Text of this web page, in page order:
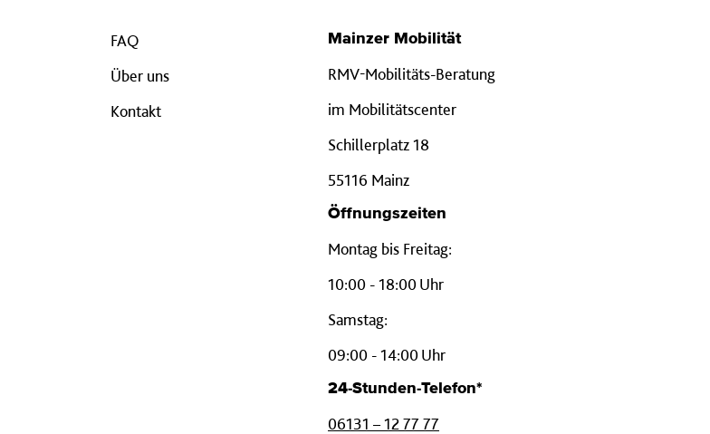
FAQ
Über uns
Kontakt
Mainzer Mobilität
RMV-Mobilitäts-Beratung
im Mobilitätscenter
Schillerplatz 18
55116 Mainz
Öffnungszeiten
Montag bis Freitag:
10:00 - 18:00 Uhr
Samstag:
09:00 - 14:00 Uhr
24-Stunden-Telefon*
06131 – 12 77 77